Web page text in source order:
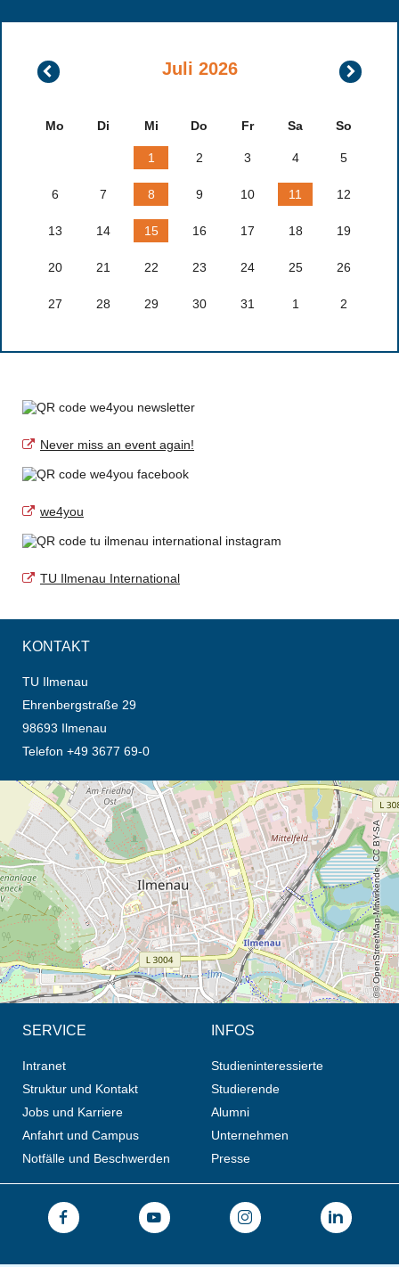
Juni
2026
Juli 2026
August
2026
Mo Di Mi Do Fr Sa So
1 2 3 4 5
6 7 8 9 10 11 12
13 14 15 16 17 18 19
20 21 22 23 24 25 26
27 28 29 30 31 1 2
Never miss an event again!
we4you
TU Ilmenau International
KONTAKT
TU Ilmenau
Ehrenbergstraße 29
98693 Ilmenau
Telefon +49 3677 69-0
Öffnet die Anfahrtsbeschreibung in neuem Tab (Karte)
© OpenStreetMap-Mitwirkende, CC BY-SA
SERVICE
Intranet
Struktur und Kontakt
Jobs und Karriere
Anfahrt und Campus
Notfälle und Beschwerden
INFOS
Studieninteressierte
Studierende
Alumni
Unternehmen
Presse